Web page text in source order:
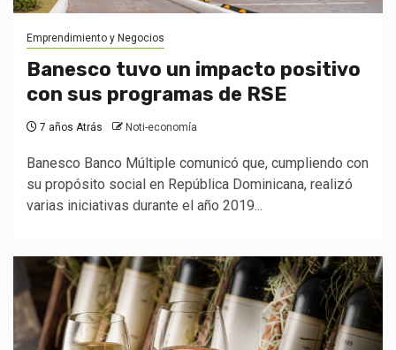
Emprendimiento y Negocios
Banesco tuvo un impacto positivo
con sus programas de RSE
7 años Atrás Noti-economía
Banesco Banco Múltiple comunicó que, cumpliendo con
su propósito social en República Dominicana, realizó
varias iniciativas durante el año 2019...